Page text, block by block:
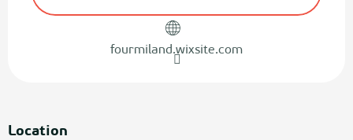
fourmiland.wixsite.com
Location